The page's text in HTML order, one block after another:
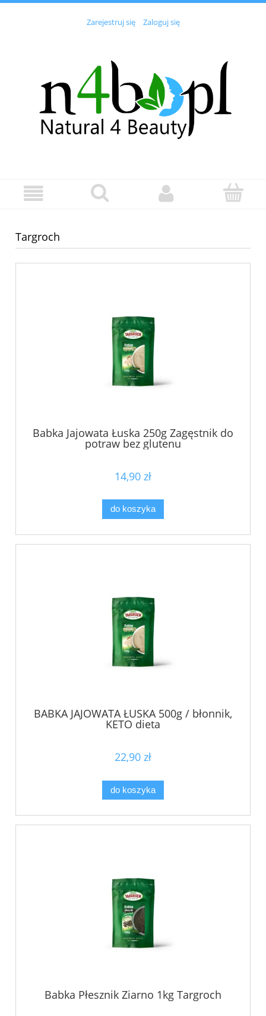
Zarejestruj się Zaloguj się
Targroch
Babka Jajowata Łuska 250g Zagęstnik do
potraw bez glutenu
14,90 zł
do koszyka
BABKA JAJOWATA ŁUSKA 500g / błonnik,
KETO dieta
22,90 zł
do koszyka
Babka Płesznik Ziarno 1kg Targroch